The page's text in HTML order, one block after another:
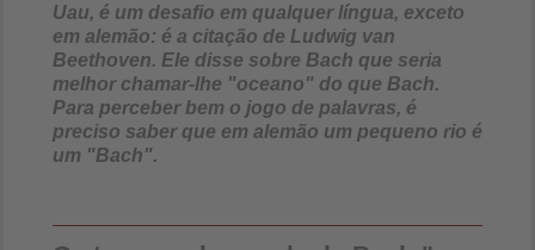
Uau, é um desafio em qualquer língua, exceto
em alemão: é a citação de Ludwig van
Beethoven. Ele disse sobre Bach que seria
melhor chamar-lhe "oceano" do que Bach.
Para perceber bem o jogo de palavras, é
preciso saber que em alemão um pequeno rio é
um "Bach".